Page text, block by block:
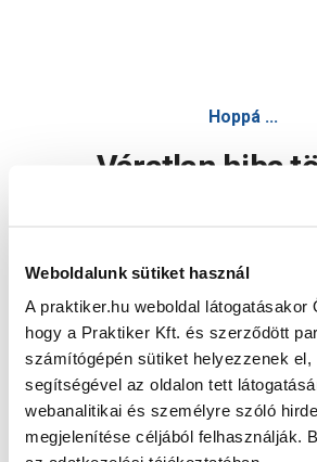
Weboldalunk sütiket használ
A praktiker.hu weboldal látogatásakor
hogy a Praktiker Kft. és szerződött
számítógépén sütiket helyezzenek el,
segítségével az oldalon tett
webanalitikai és személyre szóló
megjelenítése céljából felhasználják.
Hoppá ...
Váratlan hiba
Oldal újratöltése